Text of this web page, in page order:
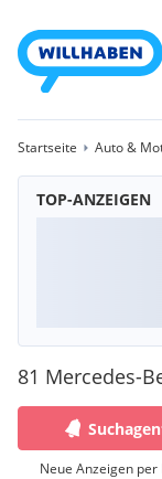
Startseite Auto &
TOP-ANZEIGEN
81 Mercedes-
Neue Anzeigen